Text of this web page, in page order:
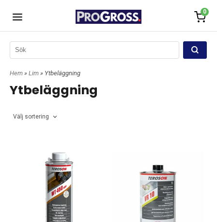
0
Hem » Lim » Ytbeläggning
Ytbeläggning
Välj sortering